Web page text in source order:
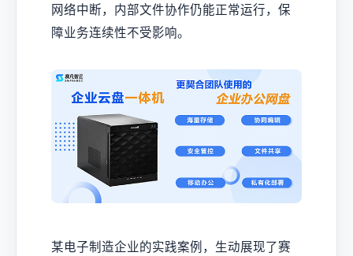
网络中断，内部文件协作仍能正常运行，保
障业务连续性不受影响。
某电子制造企业的实践案例，生动展现了赛